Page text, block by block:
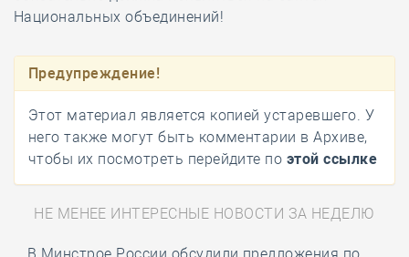
Национальных объединений!
Предупреждение!
Этот материал является копией устаревшего. У
него также могут быть комментарии в Архиве,
чтобы их посмотреть перейдите по этой ссылке
НЕ МЕНЕЕ ИНТЕРЕСНЫЕ НОВОСТИ ЗА НЕДЕЛЮ